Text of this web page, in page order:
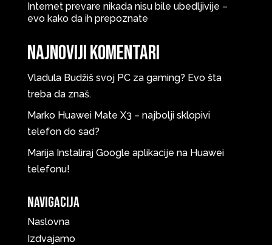
Internet prevare nikada nisu bile ubedljivije –
evo kako da ih prepoznate
Najnoviji komentari
Vladula Budžiš svoj PC za gaming? Evo šta
treba da znaš.
Marko Huawei Mate X3 – najbolji sklopivi
telefon do sad?
Marija Instaliraj Google aplikacije na Huawei
telefonu!
Navigacija
Naslovna
Izdvajamo